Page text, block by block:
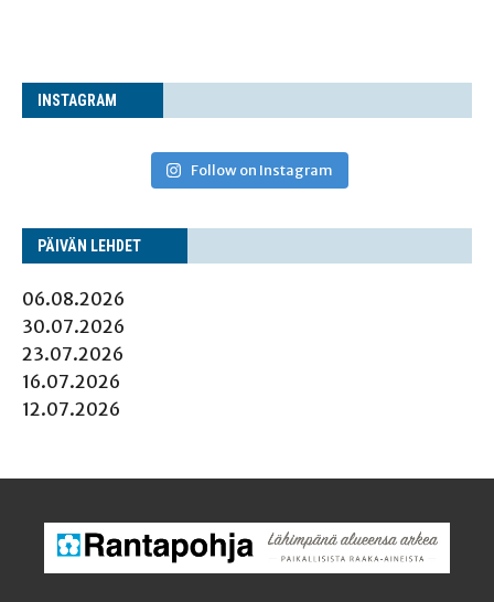
INS­TA­GRAM
Follow on Instagram
PÄI­VÄN LEHDET
06.08.2026
30.07.2026
23.07.2026
16.07.2026
12.07.2026